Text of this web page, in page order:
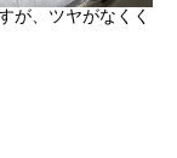
が、ツヤがなくく